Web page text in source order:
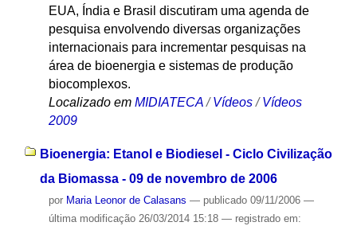
EUA, Índia e Brasil discutiram uma agenda de
pesquisa envolvendo diversas organizações
internacionais para incrementar pesquisas na
área de bioenergia e sistemas de produção
biocomplexos.
Localizado em MIDIATECA /Vídeos /Vídeos
2009
Bioenergia: Etanol e Biodiesel - Ciclo Civilização
da Biomassa - 09 de novembro de 2006
por Maria Leonor de Calasans — publicado09/11/2006 —
última modificação26/03/2014 15:18 — registrado em: